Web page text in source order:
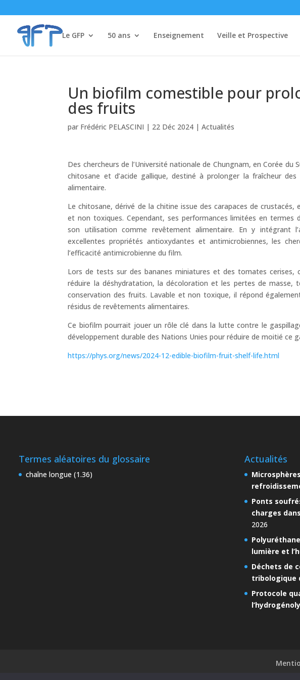
Le GFP 50 ans Enseignement Veille et Prospective
Un biofilm comestible pour
des fruits
par Frédéric PELASCINI | 22 Déc 2024 |Actualités
Des chercheurs de l’Université nationale de Chungnam, en Corée
chitosane et d’acide gallique, destiné à prolonger la fraîcheur
alimentaire.
Le chitosane, dérivé de la chitine issue des carapaces de
et non toxiques. Cependant, ses performances limitées en termes
son utilisation comme revêtement alimentaire. En y intégrant
excellentes propriétés antioxydantes et antimicrobiennes, les
l’efficacité antimicrobienne du film.
Lors de tests sur des bananes miniatures et des tomates cerises,
réduire la déshydratation, la décoloration et les pertes de
conservation des fruits. Lavable et non toxique, il répond
résidus de revêtements alimentaires.
Ce biofilm pourrait jouer un rôle clé dans la lutte contre le
développement durable des Nations Unies pour réduire de moitié ce
https://phys.org/news/2024-12-edible-biofilm-fruit-shelf-life.html
Termes aléatoires du glossaire
chaîne longue (1.36)
Actualités
Ponts
charges
2026
lumière et
Déchets de
tribologique
Protocole